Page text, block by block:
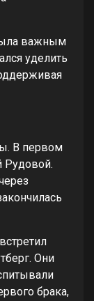
важным
уделить
В первом
Рудовой.
Они
брака,